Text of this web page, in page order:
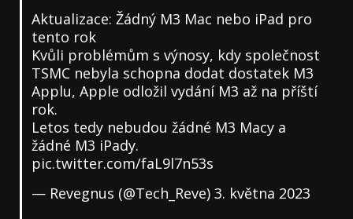
Aktualizace: Žádný M3 Mac nebo iPad pro
tento rok
Kvůli problémům s výnosy, kdy společnost
TSMC nebyla schopna dodat dostatek M3
Applu, Apple odložil vydání M3 až na příští
rok.
Letos tedy nebudou žádné M3 Macy a
žádné M3 iPady.
pic.twitter.com/faL9l7n53s
— Revegnus (@Tech_Reve) 3. května 2023